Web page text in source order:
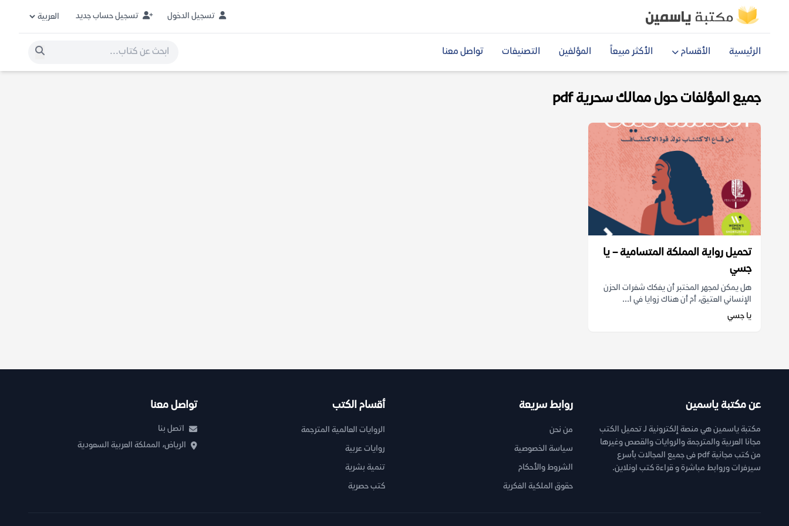
تسجيل الدخول تسجيل حساب جديد
الرئيسية الأقسام الأكثر مبيعاً المؤلفين التصنيفات تواصل معنا
جميع المؤلفات حول ممالك سحرية pdf
تحميل رواية المملكة المتسامية – يا
جسي
هل يمكن لمجهر المختبر أن يفكك شفرات الحزن
الإنساني العتيق، أم أن هناك زوايا في ا...
يا جسي
عن مكتبة ياسمين
مكتبة ياسمين هي منصة إلكترونية لـ تحميل الكتب
مجانا العربية والمترجمة والروايات والقصص وغيرها
من كتب مجانية pdf فى جميع المجالات بأسرع
سيرفرات وروابط مباشرة و قراءة كتب اونلاين.
روابط سريعة
من نحن
سياسة الخصوصية
الشروط والأحكام
حقوق الملكية الفكرية
أقسام الكتب
الروايات العالمية المترجمة
روايات عربية
تنمية بشرية
كتب حصرية
تواصل معنا
اتصل بنا
الرياض، المملكة العربية السعودية